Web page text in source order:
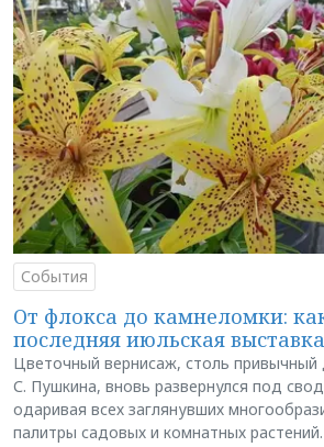
События
От флокса до камнеломки:
последняя июльская
Цветочный вернисаж, столь привычный
С. Пушкина, вновь развернулся под
одаривая всех заглянувших
палитры садовых и комнатных